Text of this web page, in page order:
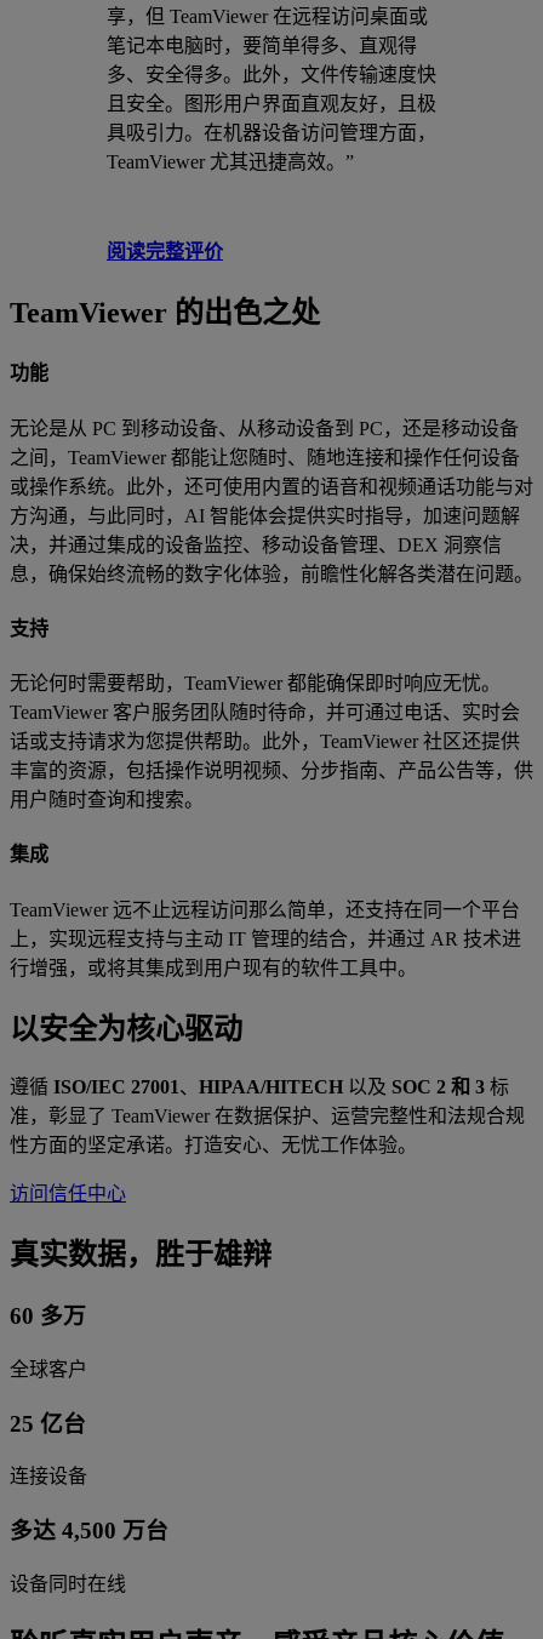
享，但 TeamViewer 在远程访问桌面或
笔记本电脑时，要简单得多、直观得
多、安全得多。此外，文件传输速度快
且安全。图形用户界面直观友好，且极
具吸引力。在机器设备访问管理方面，
TeamViewer 尤其迅捷高效。”
阅读完整评价
TeamViewer 的出色之处
功能
无论是从 PC 到移动设备、从移动设备到 PC，还是移动设备
之间，TeamViewer 都能让您随时、随地连接和操作任何设备
或操作系统。此外，还可使用内置的语音和视频通话功能与对
方沟通，与此同时，AI 智能体会提供实时指导，加速问题解
决，并通过集成的设备监控、移动设备管理、DEX 洞察信
息，确保始终流畅的数字化体验，前瞻性化解各类潜在问题。
支持
无论何时需要帮助，TeamViewer 都能确保即时响应无忧。
TeamViewer 客户服务团队随时待命，并可通过电话、实时会
话或支持请求为您提供帮助。此外，TeamViewer 社区还提供
丰富的资源，包括操作说明视频、分步指南、产品公告等，供
用户随时查询和搜索。
集成
TeamViewer 远不止远程访问那么简单，还支持在同一个平台
上，实现远程支持与主动 IT 管理的结合，并通过 AR 技术进
行增强，或将其集成到用户现有的软件工具中。
以安全为核心驱动
遵循 ISO/IEC 27001、 HIPAA/HITECH 以及 SOC 2 和 3 标
准，彰显了 TeamViewer 在数据保护、运营完整性和法规合规
性方面的坚定承诺。打造安心、无忧工作体验。
访问信任中心
真实数据，胜于雄辩
60 多万
全球客户
25 亿台
连接设备
多达 4,500 万台
设备同时在线